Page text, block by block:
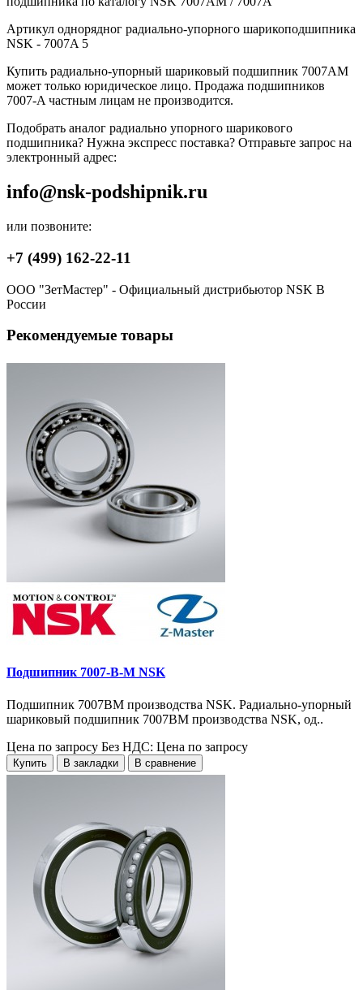
Артикул однорядног радиально-упорного шарикоподшипника
NSK - 7007A 5
Купить радиально-упорный шариковый подшипник 7007AM
может только юридическое лицо. Продажа подшипников
7007-A частным лицам не производится.
Подобрать аналог радиально упорного шарикового
подшипника? Нужна экспресс поставка? Отправьте запрос на
электронный адрес:
info@nsk-podshipnik.ru
или позвоните:
+7 (499) 162-22-11
ООО "ЗетМастер" - Официальный дистрибьютор NSK В
России
Рекомендуемые товары
Подшипник 7007-B-M NSK
Подшипник 7007BM производства NSK. Радиально-упорный
шариковый подшипник 7007BM производства NSK, од..
Цена по запросу Без НДС: Цена по запросу
Купить В закладки В сравнение